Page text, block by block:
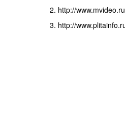
2. http://
3. http://